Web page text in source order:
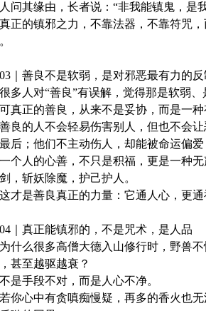
人问其缘由，长者说： “非我能镇鬼，是
真正的镇邪之力，不靠法器，不靠符咒
03｜善良不是软弱，是对邪恶最有力的反
很多人对“善良”有误解，觉得那是软弱
可真正的善良，从来不是妥协，而是一
善良的人不会轻易伤害别人，但也不会
后；他们不主动伤人，却能被命运偏
一个人的心善，不只是积福，更是一种
，斩妖除魔，护己护人。
这才是善良真正的力量：它通人心，更
04｜真正能镇邪的，不是咒术，是人品
为什么很多高僧大德入山修行时，野兽
甚至越驱越衰？
不是手段不对，而是人心不净。
若你心中有贪嗔痴慢疑，再多的香火也